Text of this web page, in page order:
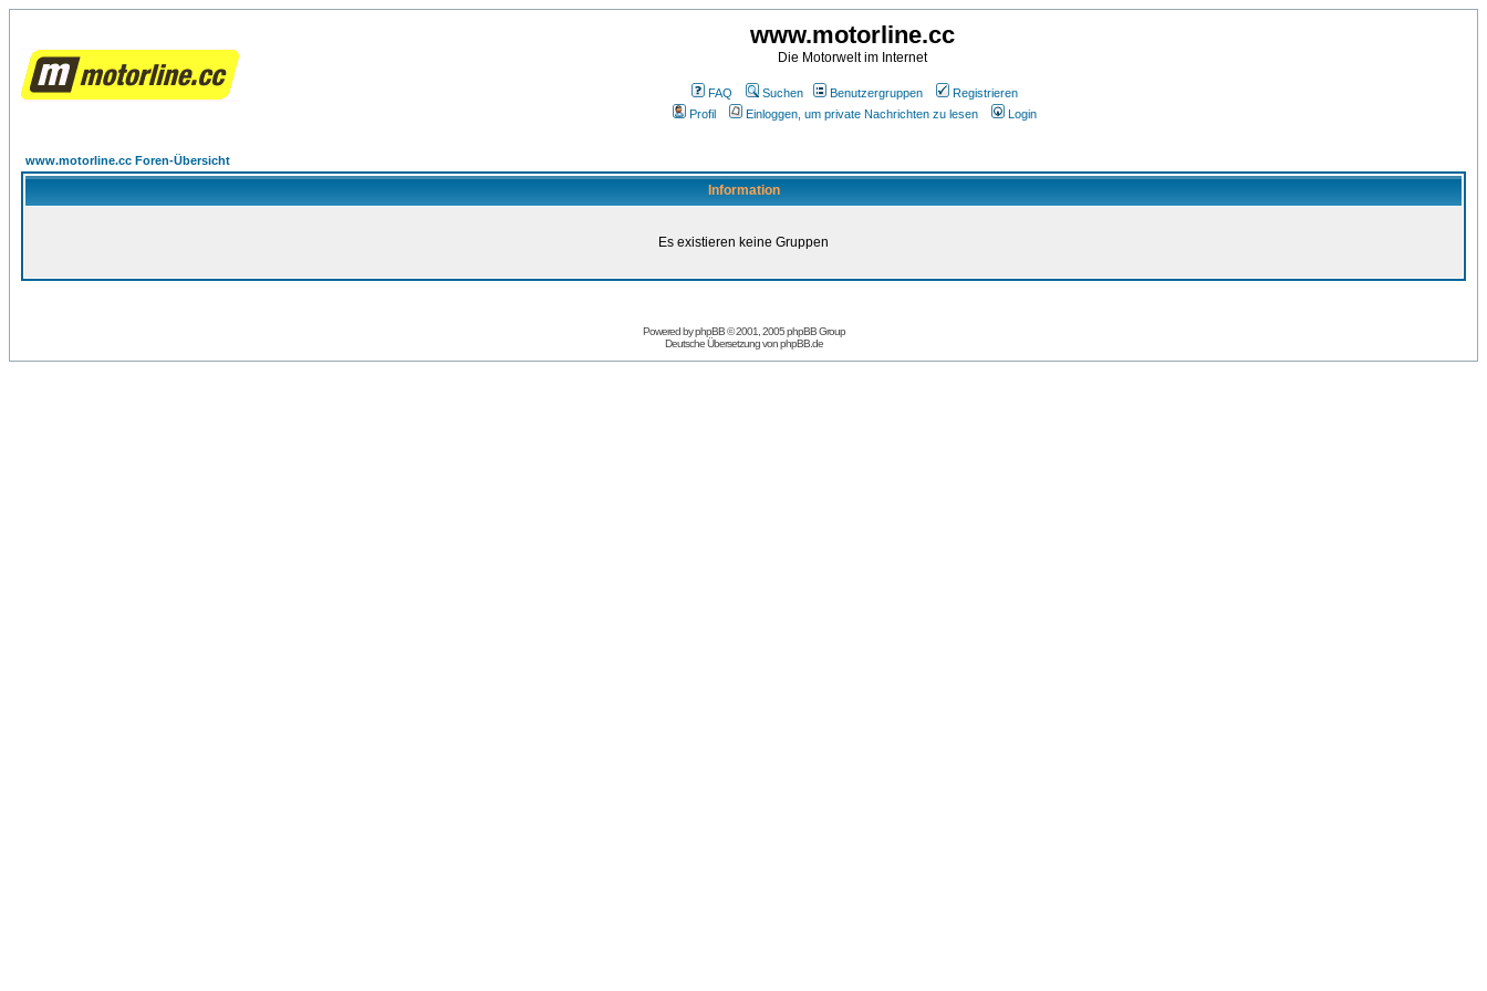
www.motorline.cc
Die Motorwelt im Internet
FAQ Suchen Benutzergruppen
Registrieren
Profil
Einloggen, um private Nachrichten zu lesen Login
www.motorline.cc Foren-Übersicht
Information
Es existieren keine Gruppen
Powered byphpBB© 2001, 2005 phpBB Group
Deutsche Übersetzung vonphpBB.de